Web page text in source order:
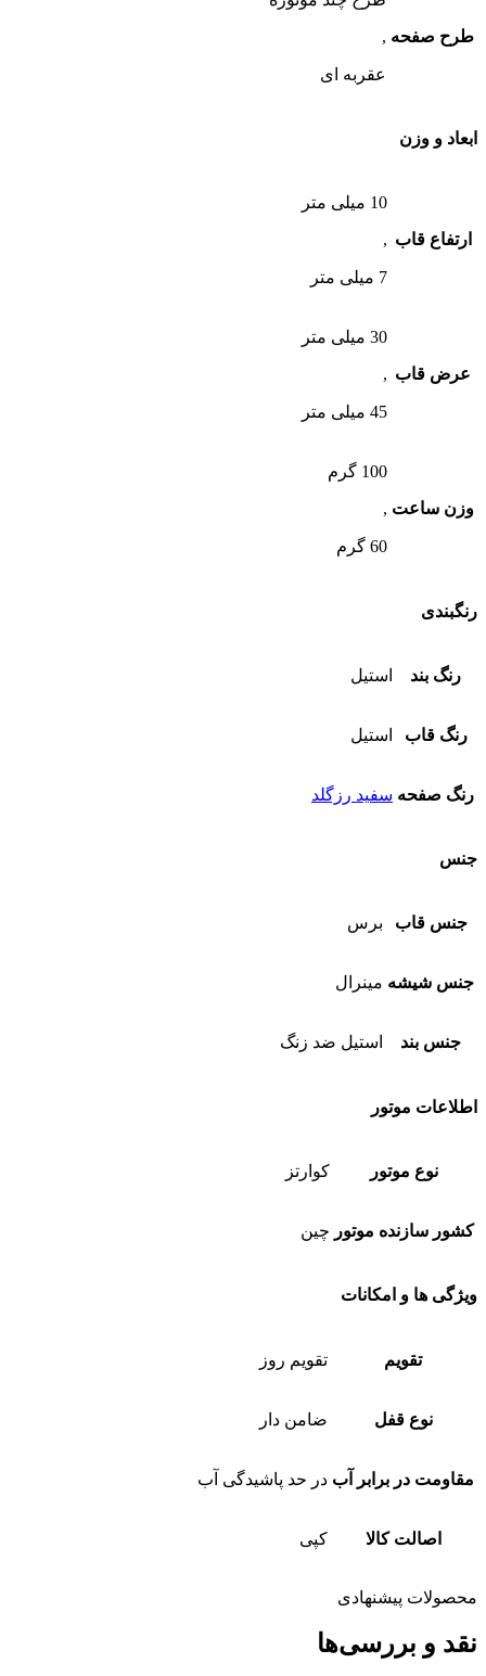
طرح صفحه ,
عقربه ای
ابعاد و وزن
ارتفاع قاب
10 میلی متر
,
7 میلی متر
عرض قاب
30 میلی متر
,
45 میلی متر
وزن ساعت
100 گرم
,
60 گرم
رنگبندی
رنگ بند استیل
رنگ قاب استیل
رنگ صفحه سفید رزگلد
جنس
جنس قاب برس
جنس شیشه مینرال
جنس بند استیل ضد زنگ
اطلاعات موتور
نوع موتور کوارتز
کشور سازنده موتور چین
ویژگی ها و امکانات
تقویم تقویم روز
نوع قفل ضامن دار
مقاومت در برابر آب در حد پاشیدگی آب
اصالت کالا کپی
محصولات پیشنهادی
نقد و بررسی‌ها